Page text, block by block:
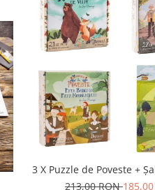
3 X Puzzle de Poveste +
213,00 RON